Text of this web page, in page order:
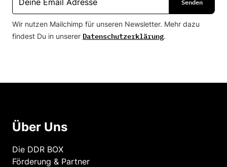
Wir nutzen Mailchimp für unseren Newsletter. Mehr dazu
findest Du in unserer Datenschutzerklärung.
Über Uns
Die DDR BOX
Förderung & Partner